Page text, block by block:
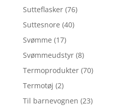
Sutteflasker (76)
Suttesnore (40)
Svømme (17)
Svømmeudstyr (8)
Termoprodukter (70)
Termotøj (2)
Til barnevognen (23)